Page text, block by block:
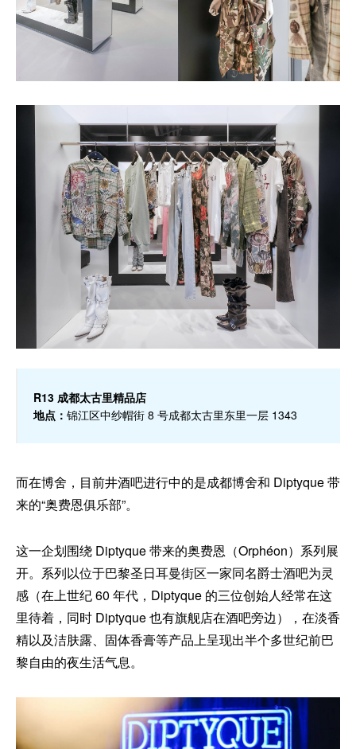
R13 成都太古里精品店
地点： 锦江区中纱帽街 8 号成都太古里东里一层 1343
而在博舍，目前井酒吧进行中的是成都博舍和 Diptyque 带
来的“奥费恩俱乐部”。
这一企划围绕 Diptyque 带来的奥费恩（Orphéon）系列展
开。系列以位于巴黎圣日耳曼街区一家同名爵士酒吧为灵
感（在上世纪 60 年代，Diptyque 的三位创始人经常在这
里待着，同时 Diptyque 也有旗舰店在酒吧旁边），在淡香
精以及洁肤露、固体香膏等产品上呈现出半个多世纪前巴
黎自由的夜生活气息。